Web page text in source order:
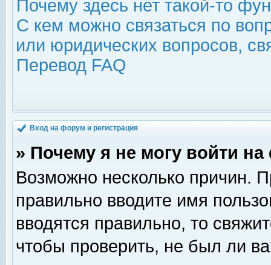
Почему здесь нет такой-то
С кем можно связаться по
или юридических вопросов,
Перевод FAQ
Вход на форум и регистрация
» Почему я не могу войти
Возможно несколько причин.
правильно вводите имя
вводятся правильно, то
чтобы проверить, не был ли